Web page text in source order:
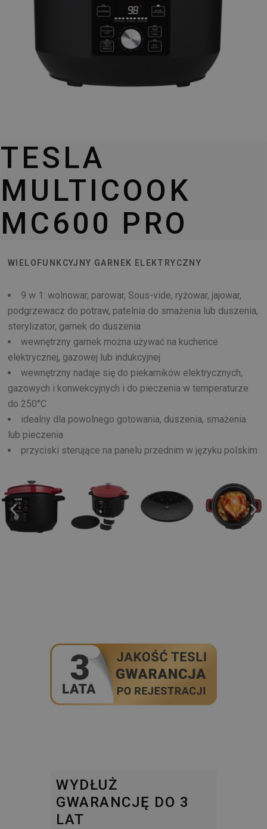
TESLA
MULTICOOK
MC600 PRO
WIELOFUNKCYJNY GARNEK ELEKTRYCZNY
9 w 1: wolnowar, parowar, Sous-vide, ryżowar, jajowar,
podgrzewacz do potraw, patelnia do smażenia lub duszenia,
sterylizator, garnek do duszenia
wewnętrzny garnek można używać na kuchence
elektrycznej, gazowej lub indukcyjnej
wewnętrzny nadaje się do piekarników elektrycznych,
gazowych i konwekcyjnych i do pieczenia w temperaturze
do 250°C
idealny dla powolnego gotowania, duszenia, smażenia
lub pieczenia
przyciski sterujące na panelu przednim w języku polskim
WYDŁUŻ
GWARANCJĘ DO 3
LAT